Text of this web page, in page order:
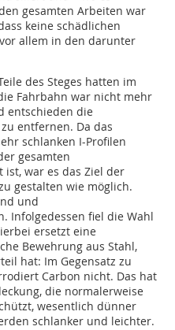
gesamten Arbeiten war
keine schädlichen
allem in den darunter
des Steges hatten im
Fahrbahn war nicht mehr
entschieden die
entfernen. Da das
schlanken I-Profilen
gesamten
ist, war es das Ziel der
gestalten wie möglich.
und
Infolgedessen fiel die Wahl
ersetzt eine
Bewehrung aus Stahl,
hat: Im Gegensatz zu
Carbon nicht. Das hat
die normalerweise
wesentlich dünner
schlanker und leichter.